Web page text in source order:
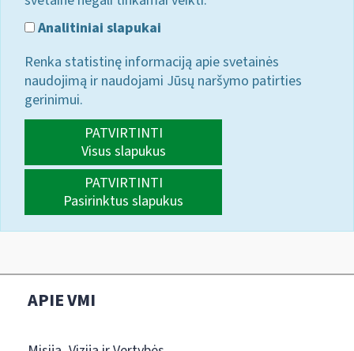
Analitiniai slapukai
Renka statistinę informaciją apie svetainės
naudojimą ir naudojami Jūsų naršymo patirties
gerinimui.
PATVIRTINTI
Visus slapukus
PATVIRTINTI
Pasirinktus slapukus
APIE VMI